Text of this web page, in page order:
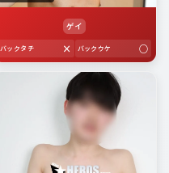
ゲイ
バックタチ × バックウケ ○